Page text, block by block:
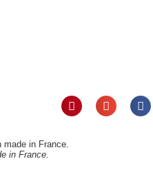
made in France.
in France.